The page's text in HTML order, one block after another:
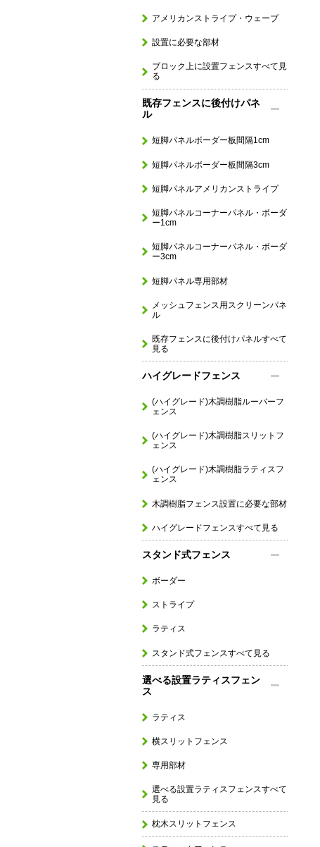
アメリカンストライプ・ウェーブ
設置に必要な部材
ブロック上に設置フェンスすべて見
る
既存フェンスに後付けパネ
ル
短脚パネルボーダー板間隔1cm
短脚パネルボーダー板間隔3cm
短脚パネルアメリカンストライプ
短脚パネルコーナーパネル・ボーダ
ー1cm
短脚パネルコーナーパネル・ボーダ
ー3cm
短脚パネル専用部材
メッシュフェンス用スクリーンパネ
ル
既存フェンスに後付けパネルすべて
見る
ハイグレードフェンス
(ハイグレード)木調樹脂ルーバーフ
ェンス
(ハイグレード)木調樹脂スリットフ
ェンス
(ハイグレード)木調樹脂ラティスフ
ェンス
木調樹脂フェンス設置に必要な部材
ハイグレードフェンスすべて見る
スタンド式フェンス
ボーダー
ストライプ
ラティス
スタンド式フェンスすべて見る
選べる設置ラティスフェン
ス
ラティス
横スリットフェンス
専用部材
選べる設置ラティスフェンスすべて
見る
枕木スリットフェンス